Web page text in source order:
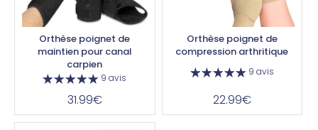
Orthèse poignet de
maintien pour canal
carpien
9 avis
31.99€
Orthèse poignet de
compression arthritique
9 avis
22.99€